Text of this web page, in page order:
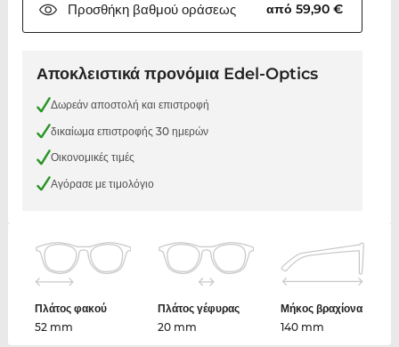
Προσθήκη βαθμούοράσεως από 59,90 €
Αποκλειστικά προνόμια Edel-Optics
Δωρεάν αποστολή και επιστροφή
δικαίωμα επιστροφής 30 ημερών
Οικονομικές τιμές
Αγόρασε με τιμολόγιο
Πλάτος φακού
52 mm
Πλάτος γέφυρας
20 mm
Μήκος βραχίονα
140 mm